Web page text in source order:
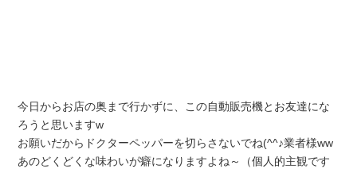
今日からお店の奥まで行かずに、この自動販売機とお友達にな
ろうと思いますw
お願いだからドクターペッパーを切らさないでね(^^♪業者様ww
あのどくどくな味わいが癖になりますよね～（個人的主観です